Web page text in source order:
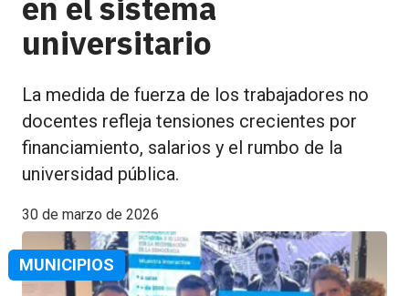
universitario
La medida de fuerza de los trabajadores no
docentes refleja tensiones crecientes por
financiamiento, salarios y el rumbo de la
universidad pública.
30 de marzo de 2026
MUNICIPIOS